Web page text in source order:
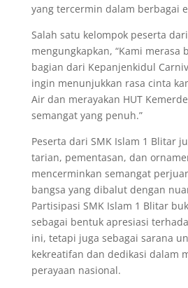
yang tercermin dalam berbagai
Salah satu kelompok peserta
mengungkapkan, “Kami merasa
bagian dari Kepanjenkidul
ingin menunjukkan rasa cinta
Air dan merayakan HUT
semangat yang penuh.”
Peserta dari SMK Islam 1 Blitar
tarian, pementasan, dan
mencerminkan semangat
bangsa yang dibalut dengan
Partisipasi SMK Islam 1 Blitar
sebagai bentuk apresiasi
ini, tetapi juga sebagai sarana
kekreatifan dan dedikasi dalam
perayaan nasional.